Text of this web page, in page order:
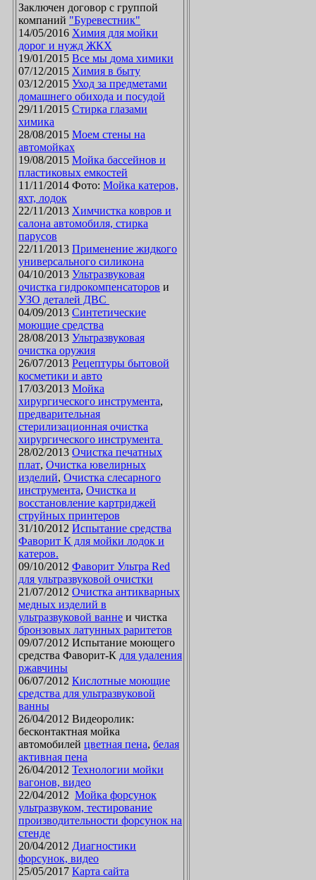
Заключен договор с группой
компаний "Буревестник"
14/05/2016 Химия для мойки
дорог и нужд ЖКХ
19/01/2015
Все мы дома химики
07/12/2015 Химия в быту
03/12/2015 Уход за предметами
домашнего обихода и посудой
29/11/2015 Стирка глазами
химика
28/08/2015 Моем стены на
автомойках
19/08/2015 Мойка бассейнов и
пластиковых емкостей
11/11/2014 Фото: Мойка катеров,
яхт, лодок
22/11/2013 Химчистка ковров и
салона автомобиля, стирка
парусов
22/11/2013 Применение жидкого
универсального силикона
04/10/2013 Ультразвуковая
очистка гидрокомпенсаторов и
УЗО деталей ДВС
04/09/2013 Синтетические
моющие средства
28/08/2013 Ультразвуковая
очистка оружия
26/07/2013 Рецептуры бытовой
косметики и авто
17/03/2013 Мойка
хирургического инструмента,
предварительная
стерилизационная очистка
хирургического инструмента
28/02/2013 Очистка печатных
плат, Очистка ювелирных
изделий, Очистка слесарного
инструмента, Очистка и
восстановление картриджей
струйных принтеров
31/10/2012 Испытание средства
Фаворит К для мойки лодок и
катеров.
09/10/2012 Фаворит Ультра Red
для ультразвуковой очистки
21/07/2012 Очистка антикварных
медных изделий в
ультразвуковой ванне и чистка
бронзовых латунных раритетов
09/07/2012 Испытание моющего
средства Фаворит-К для удаления
ржавчины
06/07/2012 Кислотные моющие
средства для ультразвуковой
ванны
26/04/2012 Видеоролик:
бесконтактная мойка
автомобилей цветная пена, белая
активная пена
26/04/2012 Технологии мойки
вагонов, видео
22/04/2012 Мойка форсунок
ультразвуком, тестирование
производительности форсунок на
стенде
20/04/2012 Диагностики
форсунок, видео
25/05/2017 Карта сайта